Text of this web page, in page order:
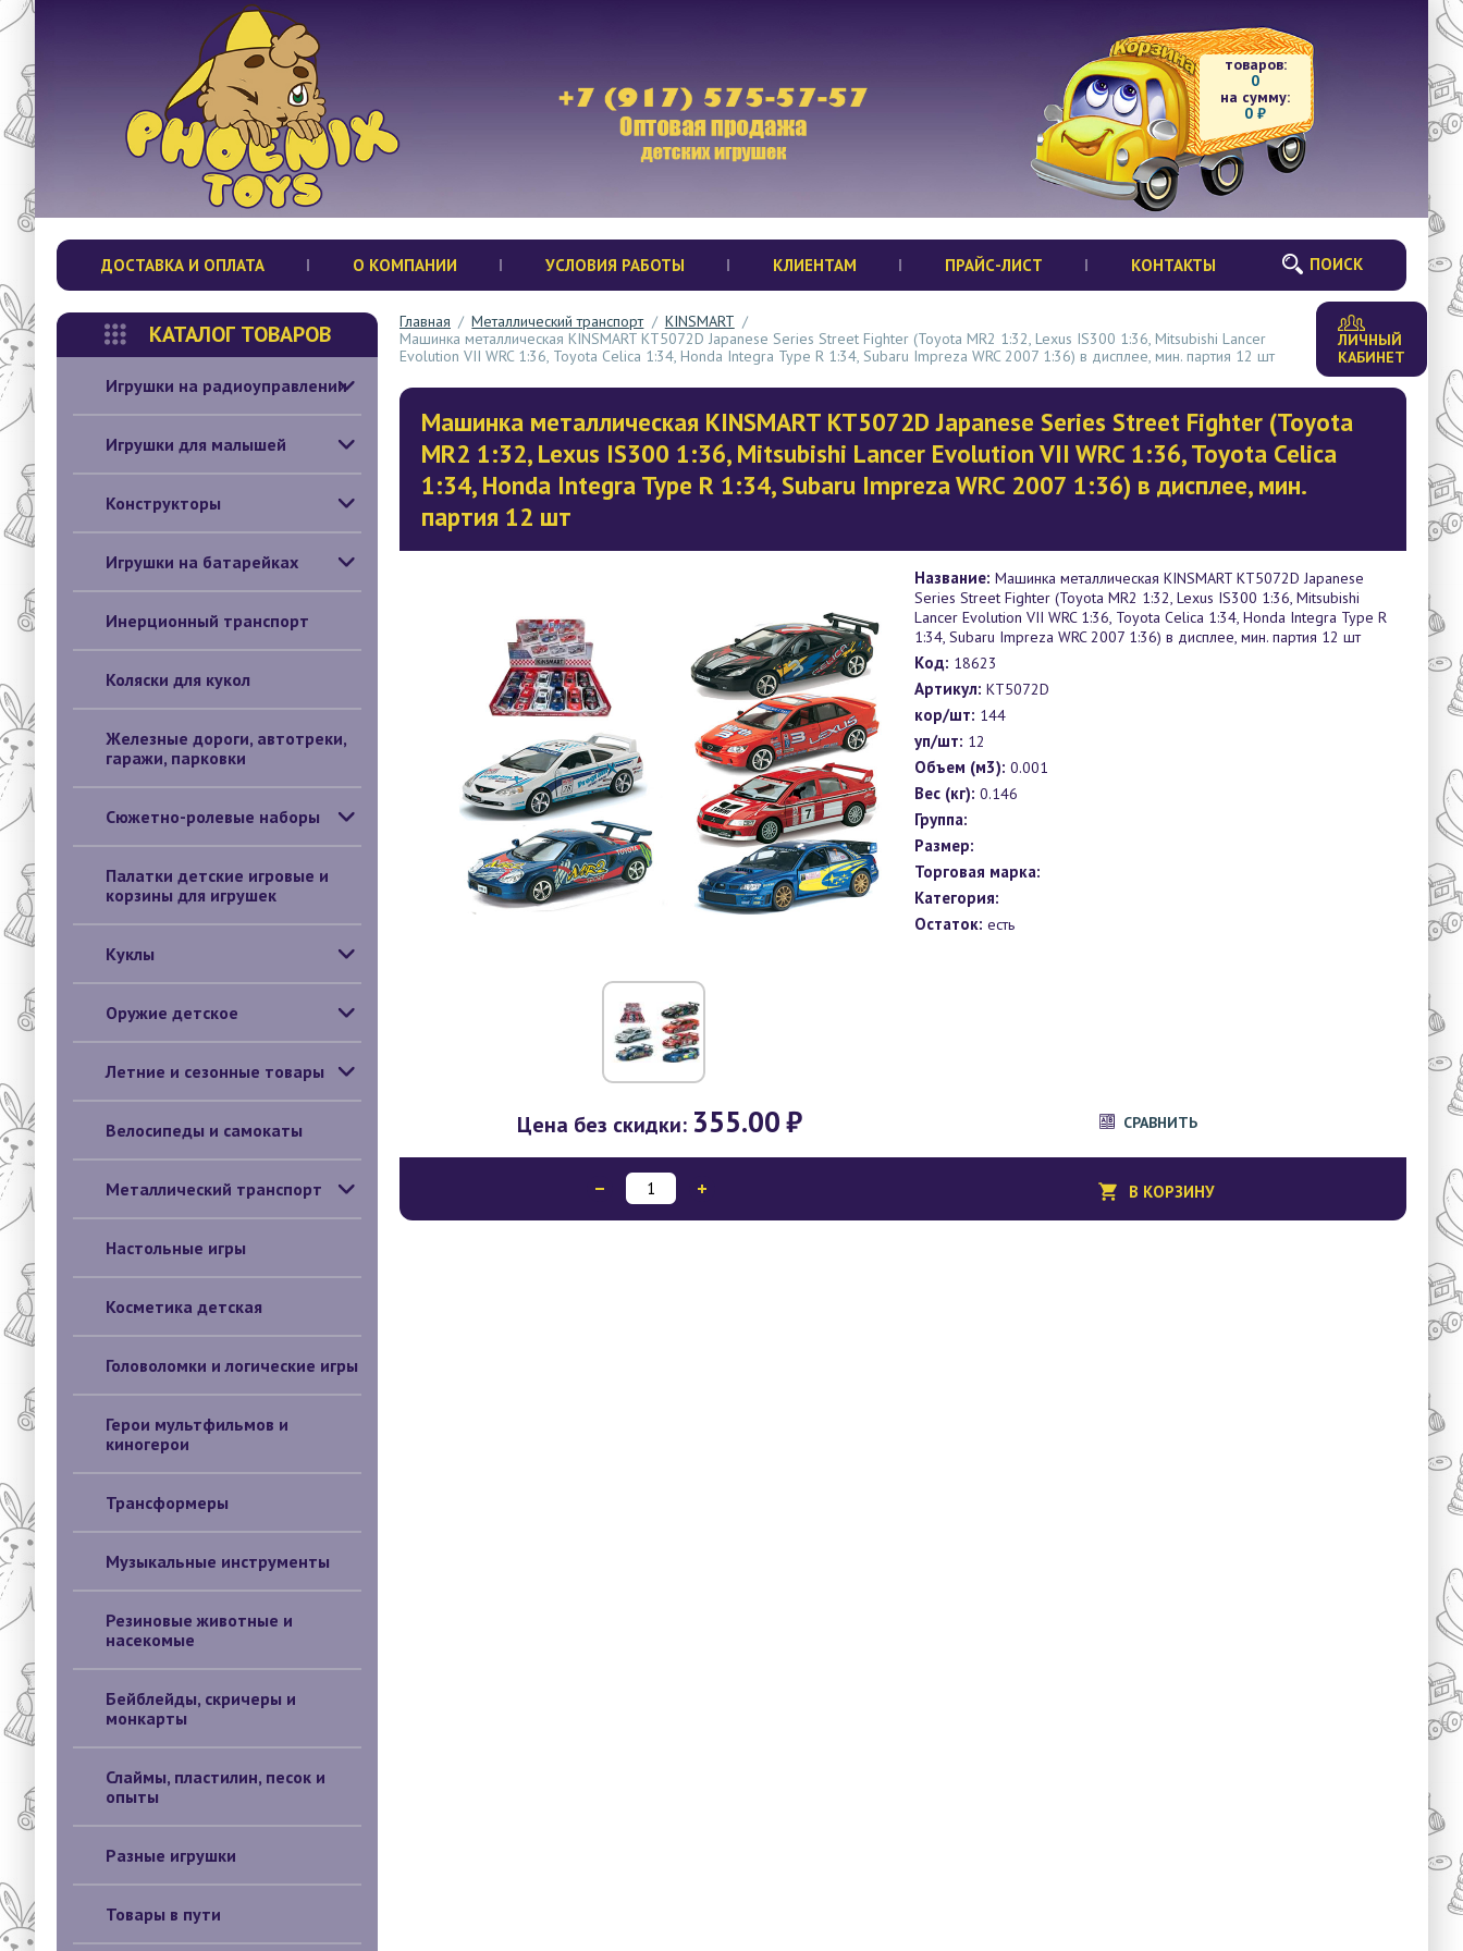
товаров:
0
на сумму:
0 ₽
ДОСТАВКА И ОПЛАТА О КОМПАНИИ УСЛОВИЯ РАБОТЫ КЛИЕНТАМ ПРАЙС-ЛИСТ КОНТАКТЫ ПОИСК
КАТАЛОГ ТОВАРОВ
Игрушки на радиоуправлении
Игрушки для малышей
Конструкторы
Игрушки на батарейках
Инерционный транспорт
Коляски для кукол
Железные дороги, автотреки,
гаражи, парковки
Сюжетно-ролевые наборы
Палатки детские игровые и
корзины для игрушек
Куклы
Оружие детское
Летние и сезонные товары
Велосипеды и самокаты
Металлический транспорт
Настольные игры
Косметика детская
Головоломки и логические игры
Герои мультфильмов и
киногерои
Трансформеры
Музыкальные инструменты
Резиновые животные и
насекомые
Бейблейды, скричеры и
монкарты
Слаймы, пластилин, песок и
опыты
Разные игрушки
Товары в пути
Главная / Металлический транспорт / KINSMART /
Mашинка металлическая KINSMART KT5072D Japanese Series Street Fighter (Toyota MR2 1:32, Lexus IS300 1:36, Mitsubishi Lancer
Evolution VII WRC 1:36, Toyota Celica 1:34, Honda Integra Type R 1:34, Subaru Impreza WRC 2007 1:36) в дисплее, мин. партия 12 шт
ЛИЧНЫЙ
КАБИНЕТ
Mашинка металлическая KINSMART KT5072D Japanese Series Street Fighter (Toyota
MR2 1:32, Lexus IS300 1:36, Mitsubishi Lancer Evolution VII WRC 1:36, Toyota Celica
1:34, Honda Integra Type R 1:34, Subaru Impreza WRC 2007 1:36) в дисплее, мин.
партия 12 шт
Название: Mашинка металлическая KINSMART KT5072D Japanese
Series Street Fighter (Toyota MR2 1:32, Lexus IS300 1:36, Mitsubishi
Lancer Evolution VII WRC 1:36, Toyota Celica 1:34, Honda Integra Type R
1:34, Subaru Impreza WRC 2007 1:36) в дисплее, мин. партия 12 шт
Код: 18623
Артикул: KT5072D
кор/шт: 144
уп/шт: 12
Объем (м3): 0.001
Вес (кг): 0.146
Группа:
Размер:
Торговая марка:
Категория:
Остаток: есть
Цена без скидки: 355.00₽ СРАВНИТЬ
В КОРЗИНУ